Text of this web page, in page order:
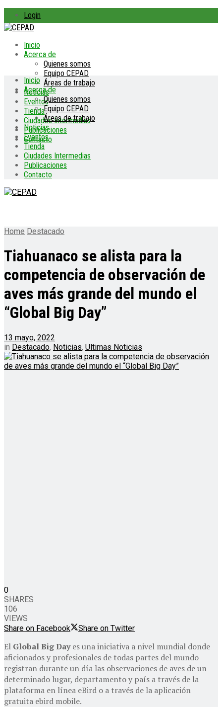
Login
Inicio
Acerca de
Quienes somos
Equipo CEPAD
Áreas de trabajo
Noticias
Eventos
Tienda
Ciudades Intermedias
Publicaciones
Contacto
Inicio
Acerca de
Quienes somos
Equipo CEPAD
Áreas de trabajo
Noticias
Eventos
Tienda
Ciudades Intermedias
Publicaciones
Contacto
Home Destacado
Tiahuanaco se alista para la
competencia de observación de
aves más grande del mundo el
“Global Big Day”
13 mayo, 2022
in Destacado, Noticias, Ultimas Noticias
0
SHARES
106
VIEWS
Share on Facebook
Share on Twitter
El Global Big Dayes una iniciativa a nivel mundial donde
aficionados y profesionales de todas partes del mundo
registran durante un día las observaciones de aves de un
determinado lugar, departamento y país a través de la
plataforma en línea eBird o a través de la aplicación
gratuita ebird mobile.